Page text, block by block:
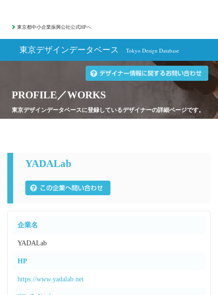
東京都中小企業振興公社公式HPへ
東京デザインデータベース Tokyo Design Database
PROFILE／WORKS
東京デザインデータベースに登録しているデザイナーの詳細ページです。
YADALab
企業名
YADALab
HP
https://www.yadalab.net